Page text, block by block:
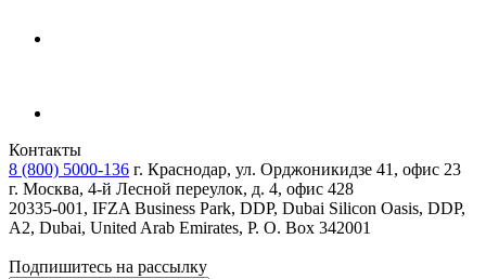
Контакты
8 (800) 5000-136 г. Краснодар, ул. Орджоникидзе 41, офис 23
г. Москва, 4-й Лесной переулок, д. 4, офис 428
20335-001, IFZA Business Park, DDP, Dubai Silicon Oasis, DDP,
A2, Dubai, United Arab Emirates, P. O. Box 342001
Подпишитесь на рассылку